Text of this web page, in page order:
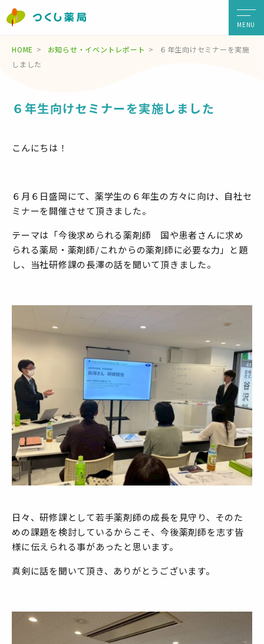
MENU
HOME お知らせ・イベントレポート
６年生向けセミナーを実施
しました
６年生向けセミナーを実施しました
こんにちは！
６月６日盛岡にて、薬学生の６年生の方々に向け、自社セ
ミナーを開催させて頂きました。
テーマは「今後求められる薬剤師 国や患者さんに求め
られる薬局・薬剤師/これからの薬剤師に必要な力」と題
し、当社研修課の長澤の話を聞いて頂きました。
日々、研修課として若手薬剤師の成長を見守り、そのた
めの課題を検討しているからこそ、今後薬剤師を志す皆
様に伝えられる事があったと思います。
真剣に話を聞いて頂き、ありがとうございます。